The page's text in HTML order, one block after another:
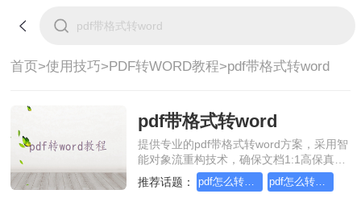
首页>使用技巧>PDF转WORD教程>pdf带格式转word
pdf带格式转word
提供专业的pdf带格式转word方案，采用智
能对象流重构技术，确保文档1:1高保真还
原且排版不乱码。支持一键批量处理，全
链路 SSL 加密保障隐私安全。助您快速实
推荐话题： pdf怎么转换成word？简单易学的方法 pdf怎么转换成word？简单高效的恢复方法